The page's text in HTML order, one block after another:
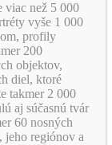
viac než 5 000
vyše 1 000
profily
200
objektov,
diel, ktoré
takmer 2 000
aj súčasnú tvár
60 nosných
jeho regiónov a